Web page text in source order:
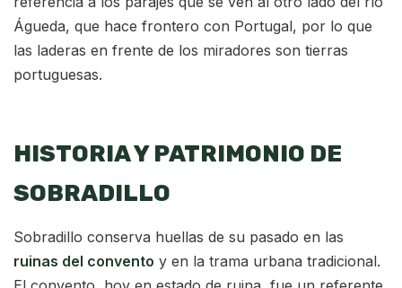
Águeda, que hace frontero con Portugal, por lo que
las laderas en frente de los miradores son tierras
portuguesas.
HISTORIA Y PATRIMONIO DE
SOBRADILLO
Sobradillo conserva huellas de su pasado en las
ruinas del convento y en la trama urbana tradicional.